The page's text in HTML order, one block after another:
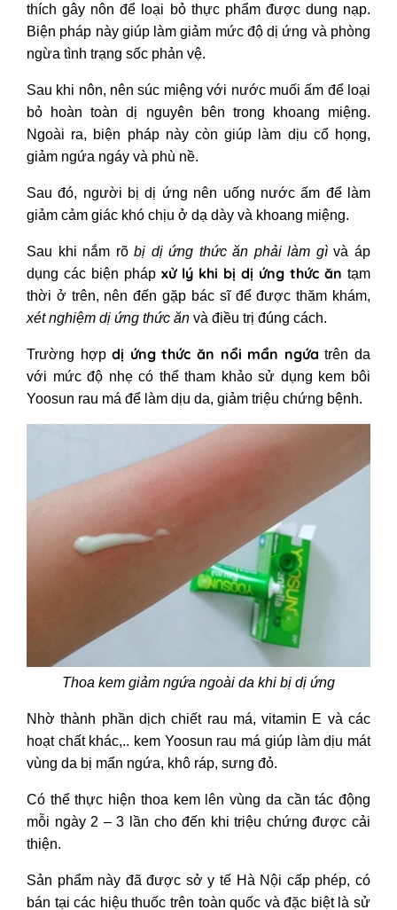
thích gây nôn để loại bỏ thực phẩm được dung nạp.
Biện pháp này giúp làm giảm mức độ dị ứng và phòng
ngừa tình trạng sốc phản vệ.
Sau khi nôn, nên súc miệng với nước muối ấm để loại
bỏ hoàn toàn dị nguyên bên trong khoang miệng.
Ngoài ra, biện pháp này còn giúp làm dịu cổ họng,
giảm ngứa ngáy và phù nề.
Sau đó, người bị dị ứng nên uống nước ấm để làm
giảm cảm giác khó chịu ở dạ dày và khoang miệng.
Sau khi nắm rõbị dị ứng thức ăn phải làm gì và áp
dụng các biện pháp xử lý khi bị dị ứng thức ăn tạm
thời ở trên, nên đến gặp bác sĩ để được thăm khám,
xét nghiệm dị ứng thức ăn và điều trị đúng cách.
Trường hợpdị ứng thức ăn nổi mẩn ngứa trên da
với mức độ nhẹ có thể tham khảo sử dụng kem bôi
Yoosun rau má để làm dịu da, giảm triệu chứng bệnh.
Thoa kem giảm ngứa ngoài da khi bị dị ứng
Nhờ thành phần dịch chiết rau má, vitamin E và các
hoạt chất khác,.. kem Yoosun rau má giúp làm dịu mát
vùng da bị mẩn ngứa, khô ráp, sưng đỏ.
Có thể thực hiện thoa kem lên vùng da cần tác động
mỗi ngày 2 – 3 lần cho đến khi triệu chứng được cải
thiện.
Sản phẩm này đã được sở y tế Hà Nội cấp phép, có
bán tại các hiệu thuốc trên toàn quốc và đặc biệt là sử